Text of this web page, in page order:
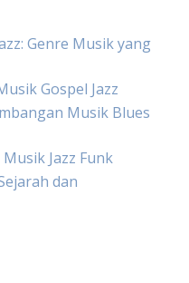
Genre Musik yang
Gospel Jazz
Musik Blues
Jazz Funk
dan